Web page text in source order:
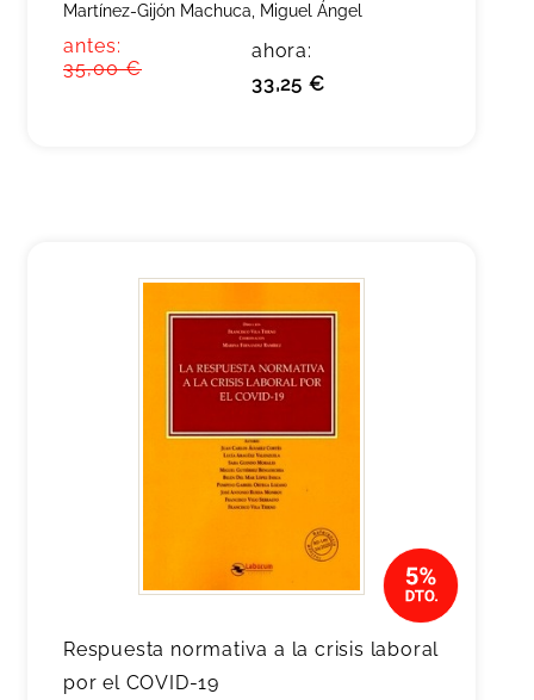
Martínez-Gijón Machuca, Miguel Ángel
antes:
35,00 €
ahora:
33,25 €
Respuesta normativa a la crisis laboral
por el COVID-19